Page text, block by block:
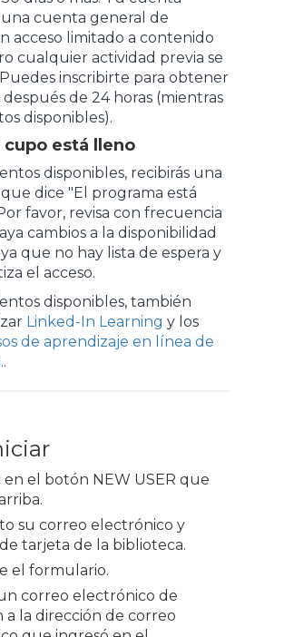
una cuenta general de
acceso limitado a contenido
cualquier actividad previa se
inscribirte para obtener
de 24 horas (mientras
disponibles).
cupo está lleno
disponibles, recibirás una
dice "El programa está
favor, revisa con frecuencia
cambios a la disponibilidad
que no hay lista de espera y
el acceso.
disponibles, también
Linked-In Learning y los
de aprendizaje en línea de
.
en el botón NEW USER que
su correo electrónico y
tarjeta de la biblioteca.
el formulario.
correo electrónico de
a la dirección de correo